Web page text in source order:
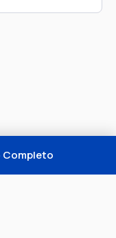
Completo